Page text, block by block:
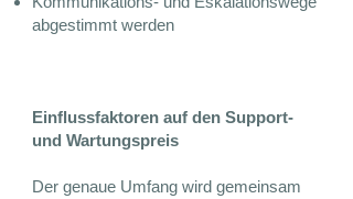
abgestimmt werden
Einflussfaktoren auf den Support-
und Wartungspreis
Der genaue Umfang wird gemeinsam